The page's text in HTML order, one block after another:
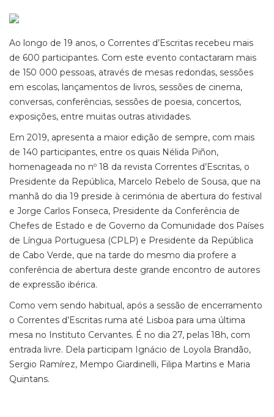
Ao longo de 19 anos, o Correntes d’Escritas recebeu mais
de 600 participantes. Com este evento contactaram mais
de 150 000 pessoas, através de mesas redondas, sessões
em escolas, lançamentos de livros, sessões de cinema,
conversas, conferências, sessões de poesia, concertos,
exposições, entre muitas outras atividades.
Em 2019, apresenta a maior edição de sempre, com mais
de 140 participantes, entre os quais Nélida Piñon,
homenageada no nº 18 da revista Correntes d’Escritas, o
Presidente da República, Marcelo Rebelo de Sousa, que na
manhã do dia 19 preside à cerimónia de abertura do festival
e Jorge Carlos Fonseca, Presidente da Conferência de
Chefes de Estado e de Governo da Comunidade dos Países
de Língua Portuguesa (CPLP) e Presidente da República
de Cabo Verde, que na tarde do mesmo dia profere a
conferência de abertura deste grande encontro de autores
de expressão ibérica.
Como vem sendo habitual, após a sessão de encerramento
o Correntes d’Escritas ruma até Lisboa para uma última
mesa no Instituto Cervantes. É no dia 27, pelas 18h, com
entrada livre. Dela participam Ignácio de Loyola Brandão,
Sergio Ramírez, Mempo Giardinelli, Filipa Martins e Maria
Quintans.